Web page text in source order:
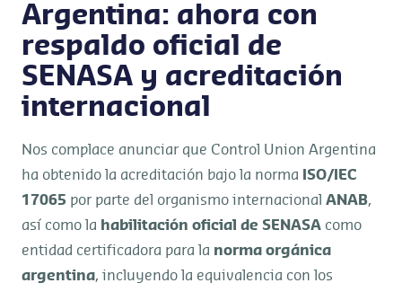
Argentina: ahora con
respaldo oficial de
SENASA y acreditación
internacional
Nos complace anunciar que Control Union Argentina
ha obtenido la acreditación bajo la norma
ISO/IEC
17065 por parte del organismo internacional ANAB,
así como la habilitación oficial de SENASA como
entidad certificadora para la norma orgánica
argentina, incluyendo la equivalencia con los